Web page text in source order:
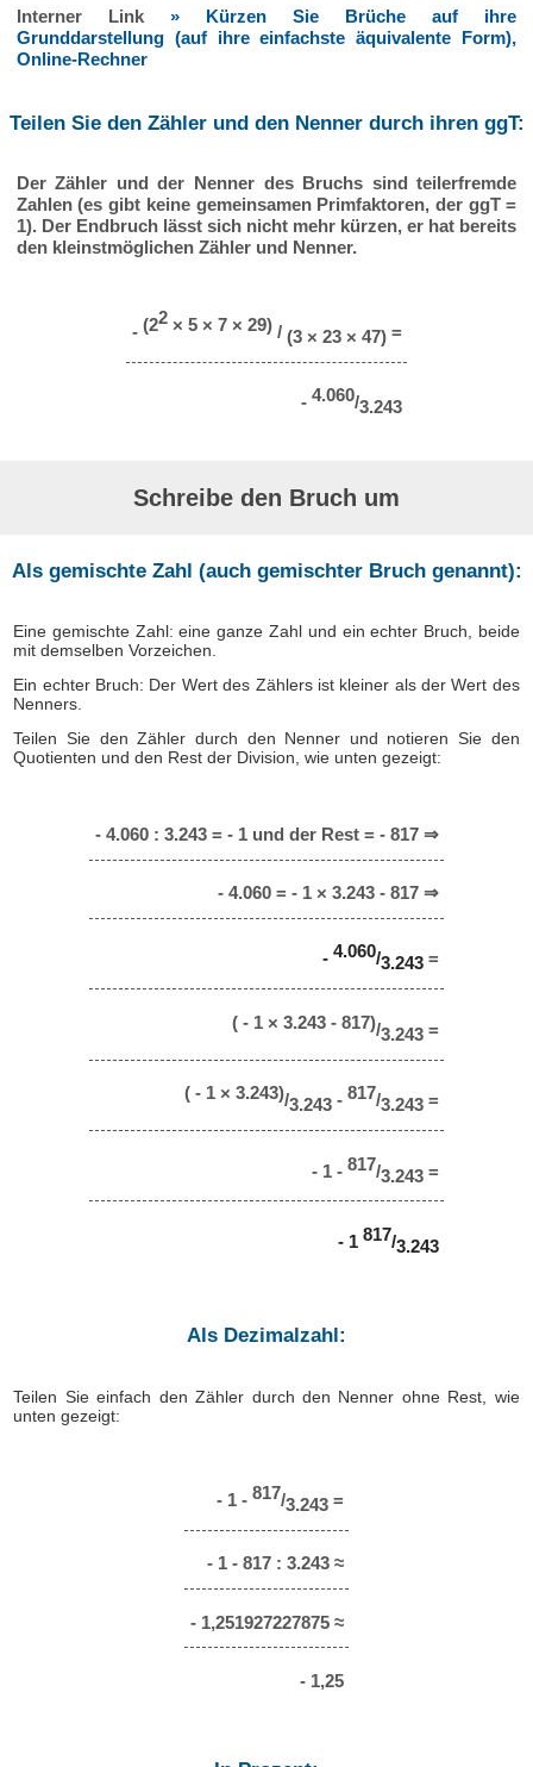
Interner Link » Kürzen Sie Brüche auf ihre
Grunddarstellung (auf ihre einfachste äquivalente Form),
Online-Rechner
Teilen Sie den Zähler und den Nenner durch ihren ggT:
Der Zähler und der Nenner des Bruchs sind teilerfremde
Zahlen (es gibt keine gemeinsamen Primfaktoren, der ggT =
1). Der Endbruch lässt sich nicht mehr kürzen, er hat bereits
den kleinstmöglichen Zähler und Nenner.
- (22× 5 × 7 × 29)/ (3 × 23 × 47)=
- 4.060/3.243
Schreibe den Bruch um
Als gemischte Zahl (auch gemischter Bruch genannt):
Eine gemischte Zahl: eine ganze Zahl und ein echter Bruch, beide
mit demselben Vorzeichen.
Ein echter Bruch: Der Wert des Zählers ist kleiner als der Wert des
Nenners.
Teilen Sie den Zähler durch den Nenner und notieren Sie den
Quotienten und den Rest der Division, wie unten gezeigt:
- 4.060 : 3.243 = - 1 und der Rest = - 817 ⇒
- 4.060 = - 1 × 3.243 - 817 ⇒
- 4.060/3.243=
( - 1 × 3.243 - 817)/3.243=
( - 1 × 3.243)/3.243- 817/3.243=
- 1 - 817/3.243=
- 1 817/3.243
Als Dezimalzahl:
Teilen Sie einfach den Zähler durch den Nenner ohne Rest, wie
unten gezeigt:
- 1 - 817/3.243=
- 1 - 817 : 3.243 ≈
- 1,251927227875 ≈
- 1,25